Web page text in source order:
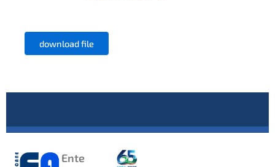
download file
Ente